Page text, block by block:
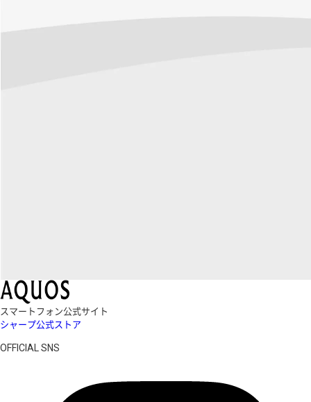
スマートフォン公式サイト
シャープ公式ストア
OFFICIAL SNS